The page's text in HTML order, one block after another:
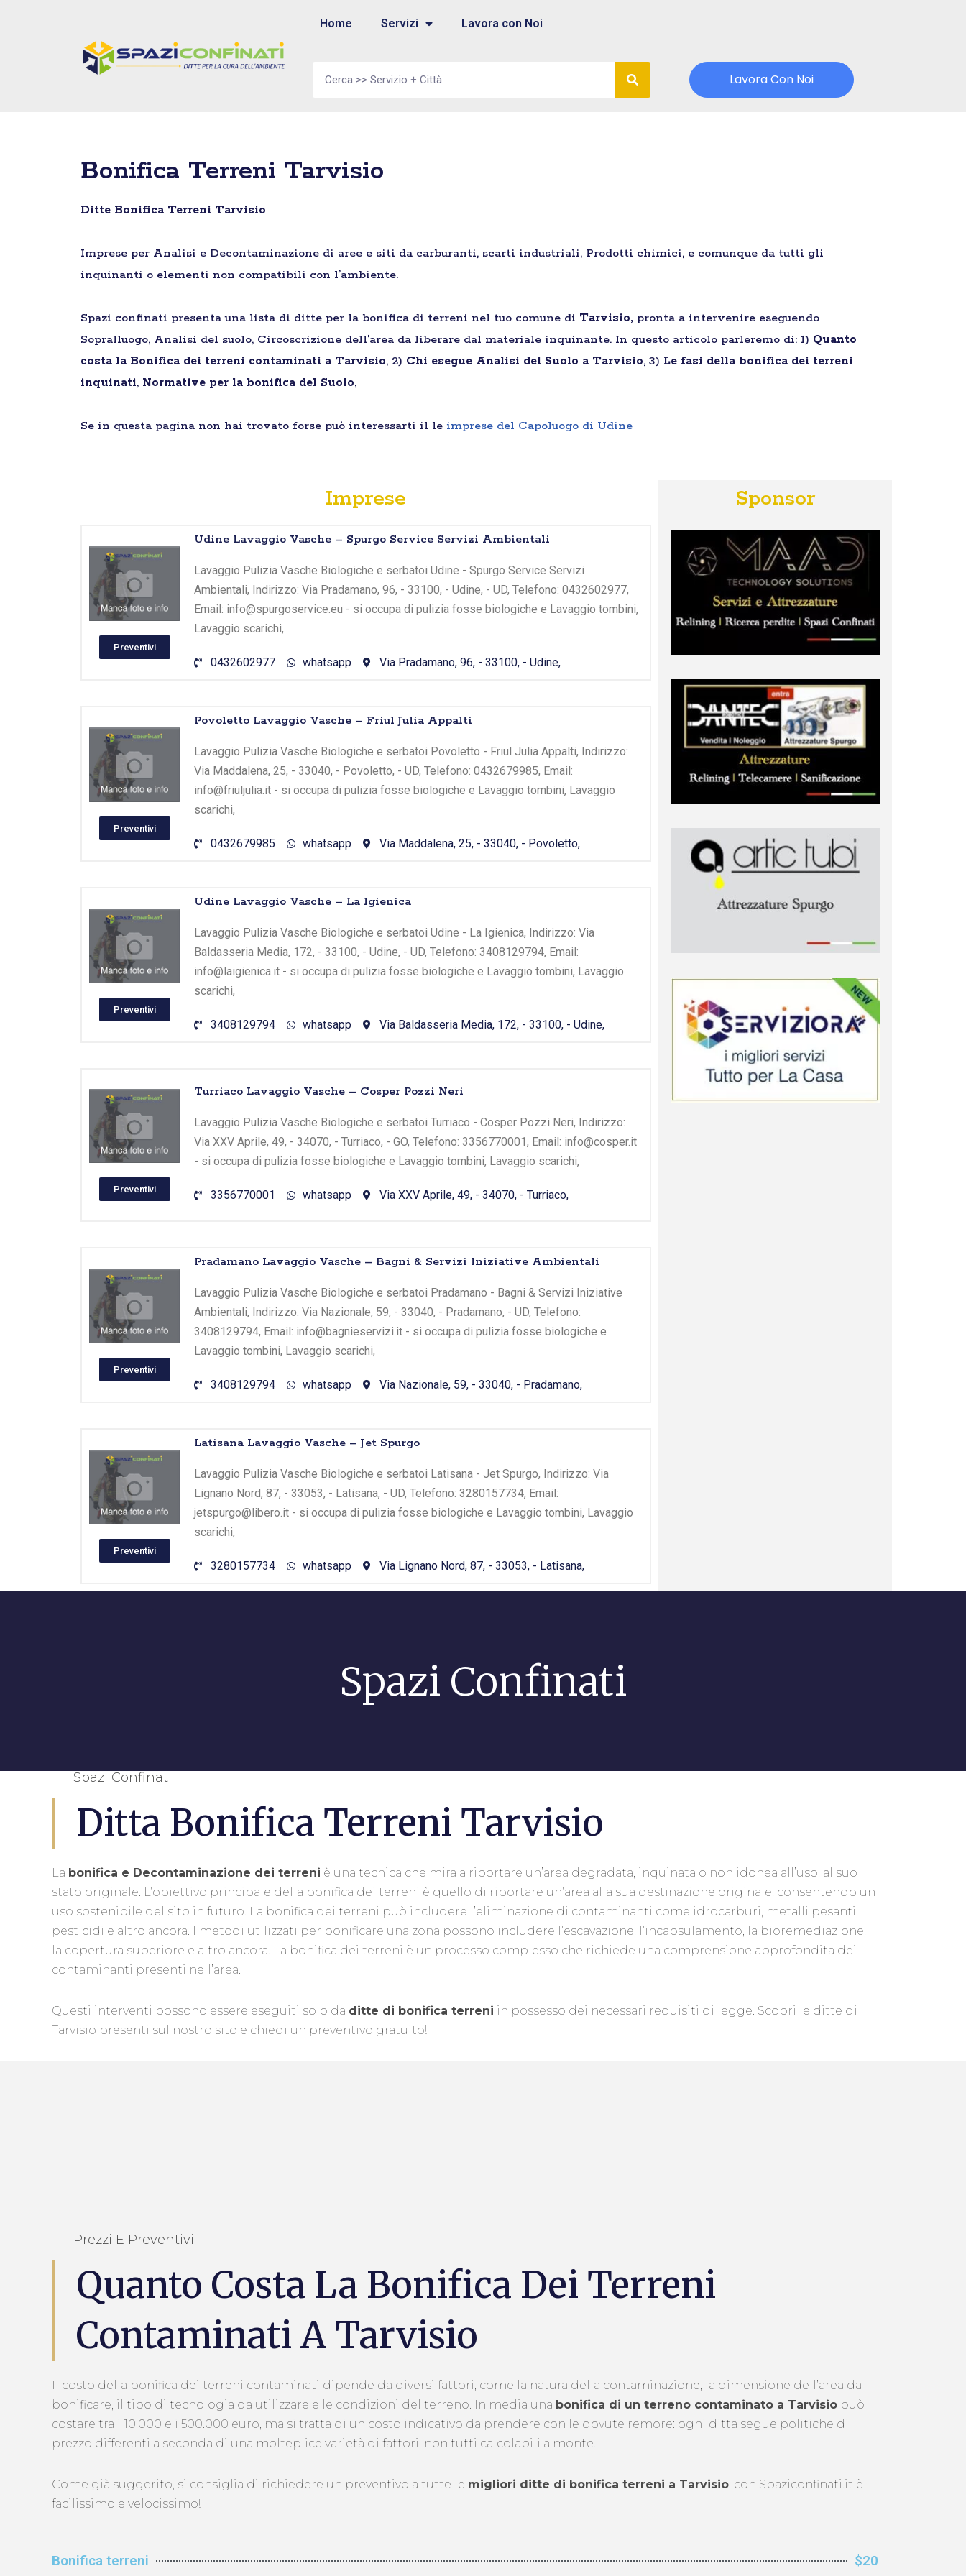
Home Servizi Lavora con Noi
Lavora Con Noi
Bonifica Terreni Tarvisio
Ditte Bonifica Terreni Tarvisio
Imprese per Analisi e Decontaminazione di aree e siti da carburanti, scarti industriali, Prodotti chimici, e comunque da tutti gli
inquinanti o elementi non compatibili con l’ambiente.
Spazi confinati presenta una lista di ditte per la bonifica di terreni nel tuo comune di Tarvisio, pronta a intervenire eseguendo
Sopralluogo, Analisi del suolo, Circoscrizione dell’area da liberare dal materiale inquinante. In questo articolo parleremo di: 1) Quanto
costa la Bonifica dei terreni contaminati a Tarvisio, 2) Chi esegue Analisi del Suolo a Tarvisio, 3) Le fasi della bonifica dei terreni
inquinati, Normative per la bonifica del Suolo,
Se in questa pagina non hai trovato forse può interessarti il le imprese del Capoluogo di Udine
Imprese
Preventivi
Udine Lavaggio Vasche – Spurgo Service Servizi Ambientali
Lavaggio Pulizia Vasche Biologiche e serbatoi Udine - Spurgo Service Servizi
Ambientali, Indirizzo: Via Pradamano, 96, - 33100, - Udine, - UD, Telefono: 0432602977,
Email: info@spurgoservice.eu - si occupa di pulizia fosse biologiche e Lavaggio tombini,
Lavaggio scarichi,
0432602977 whatsapp Via Pradamano, 96, - 33100, - Udine,
Preventivi
Povoletto Lavaggio Vasche – Friul Julia Appalti
Lavaggio Pulizia Vasche Biologiche e serbatoi Povoletto - Friul Julia Appalti, Indirizzo:
Via Maddalena, 25, - 33040, - Povoletto, - UD, Telefono: 0432679985, Email:
info@friuljulia.it - si occupa di pulizia fosse biologiche e Lavaggio tombini, Lavaggio
scarichi,
0432679985 whatsapp Via Maddalena, 25, - 33040, - Povoletto,
Preventivi
Udine Lavaggio Vasche – La Igienica
Lavaggio Pulizia Vasche Biologiche e serbatoi Udine - La Igienica, Indirizzo: Via
Baldasseria Media, 172, - 33100, - Udine, - UD, Telefono: 3408129794, Email:
info@laigienica.it - si occupa di pulizia fosse biologiche e Lavaggio tombini, Lavaggio
scarichi,
3408129794 whatsapp Via Baldasseria Media, 172, - 33100, - Udine,
Preventivi
Turriaco Lavaggio Vasche – Cosper Pozzi Neri
Lavaggio Pulizia Vasche Biologiche e serbatoi Turriaco - Cosper Pozzi Neri, Indirizzo:
Via XXV Aprile, 49, - 34070, - Turriaco, - GO, Telefono: 3356770001, Email: info@cosper.it
- si occupa di pulizia fosse biologiche e Lavaggio tombini, Lavaggio scarichi,
3356770001 whatsapp Via XXV Aprile, 49, - 34070, - Turriaco,
Preventivi
Pradamano Lavaggio Vasche – Bagni & Servizi Iniziative Ambientali
Lavaggio Pulizia Vasche Biologiche e serbatoi Pradamano - Bagni & Servizi Iniziative
Ambientali, Indirizzo: Via Nazionale, 59, - 33040, - Pradamano, - UD, Telefono:
3408129794, Email: info@bagnieservizi.it - si occupa di pulizia fosse biologiche e
Lavaggio tombini, Lavaggio scarichi,
3408129794 whatsapp Via Nazionale, 59, - 33040, - Pradamano,
Preventivi
Latisana Lavaggio Vasche – Jet Spurgo
Lavaggio Pulizia Vasche Biologiche e serbatoi Latisana - Jet Spurgo, Indirizzo: Via
Lignano Nord, 87, - 33053, - Latisana, - UD, Telefono: 3280157734, Email:
jetspurgo@libero.it - si occupa di pulizia fosse biologiche e Lavaggio tombini, Lavaggio
scarichi,
3280157734 whatsapp Via Lignano Nord, 87, - 33053, - Latisana,
Sponsor
Spazi Confinati
Spazi Confinati
Ditta Bonifica Terreni Tarvisio
La bonifica e Decontaminazione dei terreni è una tecnica che mira a riportare un’area degradata, inquinata o non idonea all’uso, al suo
stato originale. L’obiettivo principale della bonifica dei terreni è quello di riportare un’area alla sua destinazione originale, consentendo un
uso sostenibile del sito in futuro. La bonifica dei terreni può includere l’eliminazione di contaminanti come idrocarburi, metalli pesanti,
pesticidi e altro ancora. I metodi utilizzati per bonificare una zona possono includere l’escavazione, l’incapsulamento, la bioremediazione,
la copertura superiore e altro ancora. La bonifica dei terreni è un processo complesso che richiede una comprensione approfondita dei
contaminanti presenti nell’area.
Questi interventi possono essere eseguiti solo da ditte di bonifica terreni in possesso dei necessari requisiti di legge. Scopri le ditte di
Tarvisio presenti sul nostro sito e chiedi un preventivo gratuito!
Prezzi E Preventivi
Quanto Costa La Bonifica Dei Terreni
Contaminati A Tarvisio
Il costo della bonifica dei terreni contaminati dipende da diversi fattori, come la natura della contaminazione, la dimensione dell’area da
bonificare, il tipo di tecnologia da utilizzare e le condizioni del terreno. In media una bonifica di un terreno contaminato a Tarvisio può
costare tra i 10.000 e i 500.000 euro, ma si tratta di un costo indicativo da prendere con le dovute remore: ogni ditta segue politiche di
prezzo differenti a seconda di una molteplice varietà di fattori, non tutti calcolabili a monte.
Come già suggerito, si consiglia di richiedere un preventivo a tutte le migliori ditte di bonifica terreni a Tarvisio: con Spaziconfinati.it è
facilissimo e velocissimo!
Bonifica terreni $20